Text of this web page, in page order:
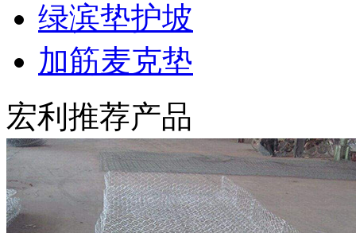
绿滨垫护坡
加筋麦克垫
宏利推荐产品